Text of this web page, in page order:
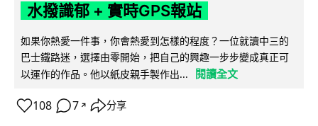
水撥識郁 + 實時GPS報站
如果你熱愛一件事，你會熱愛到怎樣的程度？一位就讀中三的
巴士鐵路迷，選擇由零開始，把自己的興趣一步步變成真正可
以運作的作品。他以紙皮親手製作出...
閱讀全文
108 7 ↗ 分享